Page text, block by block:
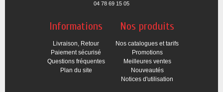
04 78 69 15 05
Informations
Livraison, Retour
Paiement sécurisé
Questions fréquentes
Plan du site
Nos produits
Nos catalogues et tarifs
Promotions
Meilleures ventes
Nouveautés
Notices d'utilisation